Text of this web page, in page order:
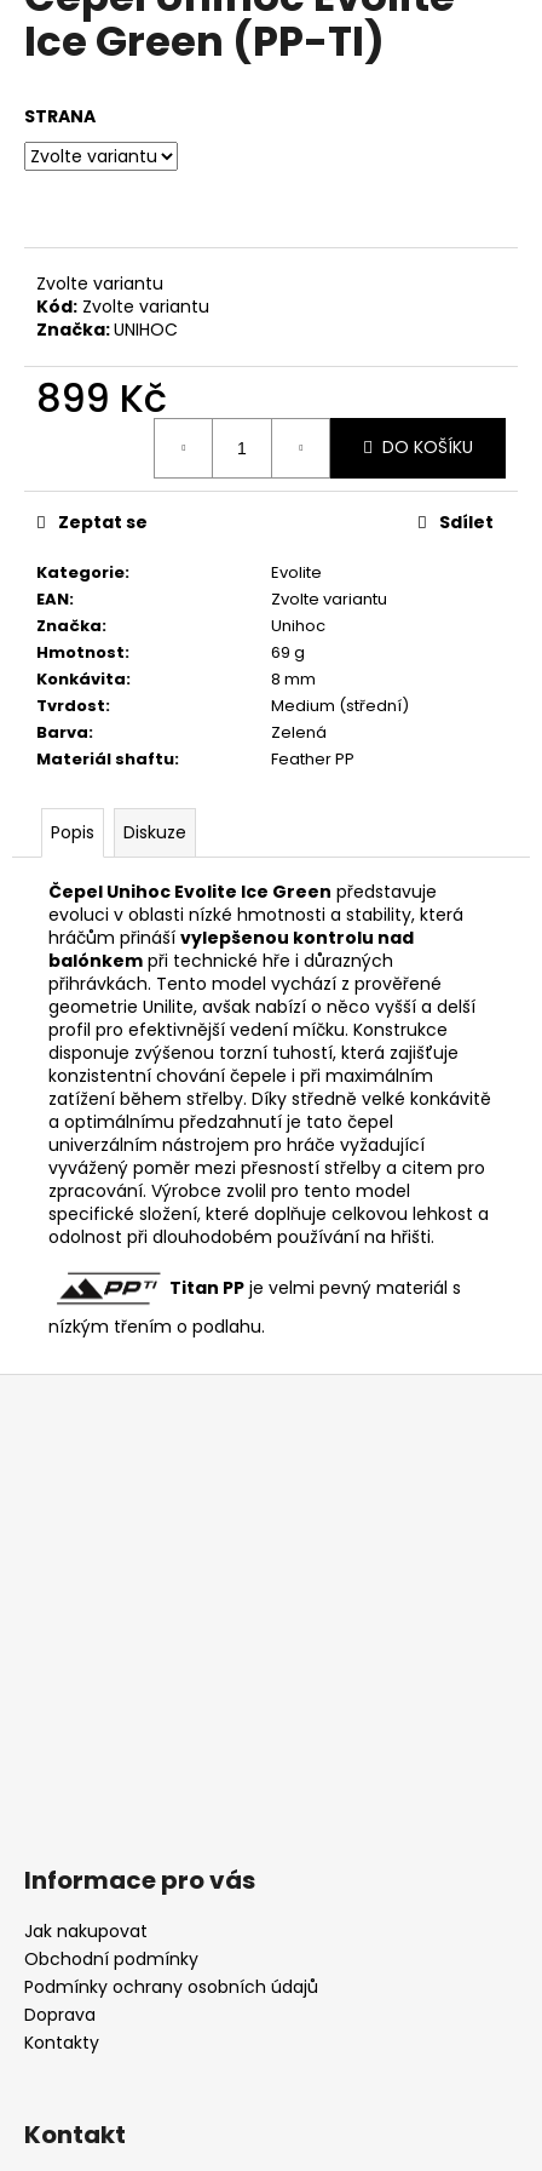
0,0
Ice Green (PP-TI)
STRANA
Zvolte variantu
Kód: Zvolte variantu
Značka:UNIHOC
899 Kč
DO KOŠÍKU
Kategorie:
Evolite
EAN:
Zvolte variantu
Značka:
Unihoc
Hmotnost:
69 g
Konkávita:
8 mm
Tvrdost:
Medium (střední)
Barva:
Zelená
Materiál shaftu: Feather PP
Zeptat se Sdílet
Popis Diskuze
Čepel Unihoc Evolite Ice Green představuje
evoluci v oblasti nízké hmotnosti a stability, která
hráčům přináší vylepšenou kontrolu nad
balónkem při technické hře i důrazných
přihrávkách. Tento model vychází z prověřené
geometrie Unilite, avšak nabízí o něco vyšší a delší
profil pro efektivnější vedení míčku. Konstrukce
disponuje zvýšenou torzní tuhostí, která zajišťuje
konzistentní chování čepele i při maximálním
zatížení během střelby. Díky středně velké konkávitě
a optimálnímu předzahnutí je tato čepel
univerzálním nástrojem pro hráče vyžadující
vyvážený poměr mezi přesností střelby a citem pro
zpracování. Výrobce zvolil pro tento model
specifické složení, které doplňuje celkovou lehkost a
odolnost při dlouhodobém používání na hřišti.
Titan PP je velmi pevný materiál s
nízkým třením o podlahu.
a
j
t
?
D
o
r
u
u
e
m
e
Informace pro vás
Jak nakupovat
Obchodní podmínky
Podmínky ochrany osobních údajů
Doprava
Kontakty
Kontakt